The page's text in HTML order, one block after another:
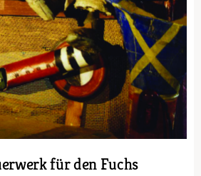
für den Fuchs